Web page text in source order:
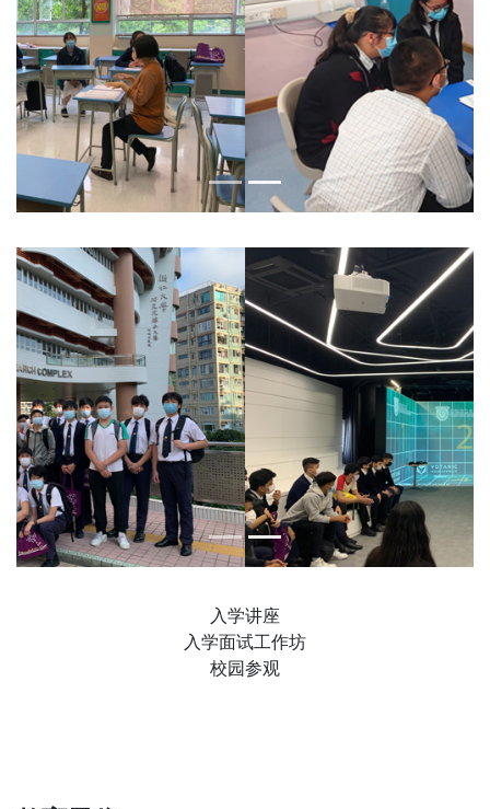
入学讲座
入学面试工作坊
校园参观